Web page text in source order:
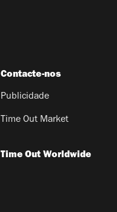
Contacte-nos
Publicidade
Time Out Market
Time Out Worldwide